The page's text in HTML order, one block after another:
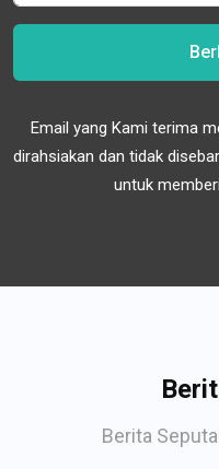
Email yang Kami terima
dirahsiakan dan tidak
untuk
Berita